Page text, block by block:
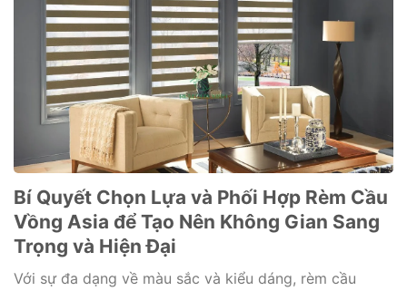
Bí Quyết Chọn Lựa và Phối Hợp Rèm Cầu
Vồng Asia để Tạo Nên Không Gian Sang
Trọng và Hiện Đại
Với sự đa dạng về màu sắc và kiểu dáng, rèm cầu